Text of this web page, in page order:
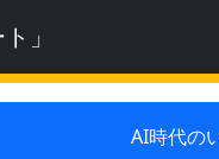
」
AI時代の